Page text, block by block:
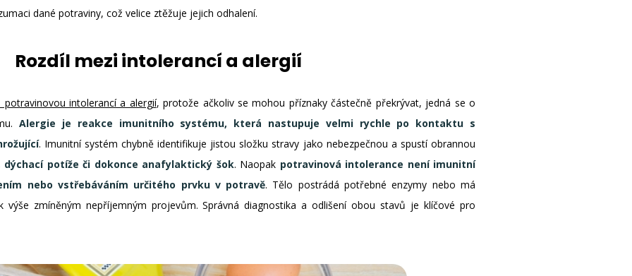
dané potraviny, což velice ztěžuje jejich odhalení.
Rozdíl mezi intolerancí a alergií
potravinovou intolerancí a alergií, protože ačkoliv se mohou příznaky částečně překrývat, jedná se o
Alergie je reakce imunitního systému, která nastupuje velmi rychle po kontaktu s
. Imunitní systém chybně identifikuje jistou složku stravy jako nebezpečnou a spustí obrannou
potíže či dokonce anafylaktický šok. Naopak potravinová intolerance není imunitní
nebo vstřebáváním určitého prvku v potravě. Tělo postrádá potřebné enzymy nebo má
výše zmíněným nepříjemným projevům. Správná diagnostika a odlišení obou stavů je klíčové pro